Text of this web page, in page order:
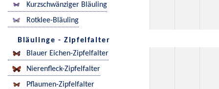
Kurzschwänziger Bläuling
Rotklee-Bläuling
Bläulinge - Zipfelfalter
Blauer Eichen-Zipfelfalter
Nierenfleck-Zipfelfalter
Pflaumen-Zipfelfalter